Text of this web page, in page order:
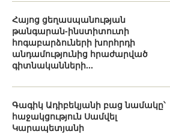
Հայոց ցեղասպանության
թանգարան-ինստիտուտի
հոգաբարձուների խորհրդի
անդամությունից հրաժարված
գիտնականների...
Գագիկ Ադիբեկյանի բաց նամակը՝
հաջակցություն Սամվել
Կարապետյանի